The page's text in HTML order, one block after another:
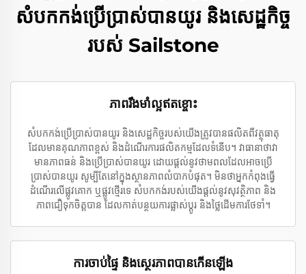
សំបកកង់ប្រើប្រាស់បានយូរ និងសេដ្ឋកិច្ច
របស់ Sailstone
ភាពរឹងមាំល្អឥតខ្ចោះ
សំបកកង់ប្រើប្រាស់បានយូរ និងសេដ្ឋកិច្ចរបស់យើងត្រូវបានផលិតពីវត្ថុធាតុ
ដែលមានគុណភាពខ្ពស់ និងដំណើរការផលិតកម្មដែលទំនើប។ វាធានាថាវា
មានភាពធន់ និងប្រើប្រាស់បានយូរ ដោយផ្តល់នូវថាមពលដែលអាចប្រើ
ប្រាស់បានយូរ សូម្បីតែនៅក្នុងស្ថានភាពលំបាកបំផុត។ មិនថាអ្នកកំពុងធ្វើ
ដំណើរលើផ្លូវគោក ឬផ្លូវថ្មើរទេ សំបកកង់របស់យើងផ្តល់នូវសុវត្ថិភាព និង
ភាពជឿទុកចិត្តបាន ដែលកាត់បន្ថយការផ្លាស់ប្ដូរ និងថ្លៃដើមការថែទាំ។
ការចាប់ផ្ទៃ និងស្ថេរភាពបានកើនឡើង